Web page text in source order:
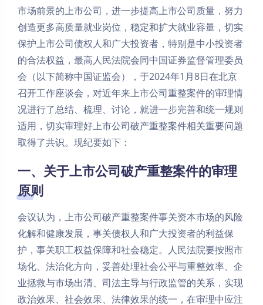
市场前景的上市公司，进一步提高上市公司质量，努力
创造更多高质量就业岗位，稳定和扩大就业容量，切实
保护上市公司债权人和广大投资者，特别是中小投资者
的合法权益，最高人民法院会同中国证券监督管理委员
会（以下简称中国证监会），于2024年1月8日在北京
召开工作座谈会，对近年来上市公司重整案件的审理情
况进行了总结、梳理、讨论，就进一步完善和统一规则
适用，切实审理好上市公司破产重整案件相关重要问题
取得了共识。现纪要如下：
一、关于上市公司破产重整案件的审理
原则
会议认为，上市公司破产重整案件事关资本市场的风险
化解和健康发展，事关债权人和广大投资者的利益保
护，事关职工权益保障和社会稳定。人民法院要按照市
场化、法治化方向，妥善处理社会公平与重整效率、企
业拯救与市场出清、司法主导与行政监管的关系，实现
政治效果、社会效果、法律效果的统一，在审理中应注